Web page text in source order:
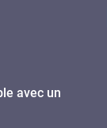
avec un